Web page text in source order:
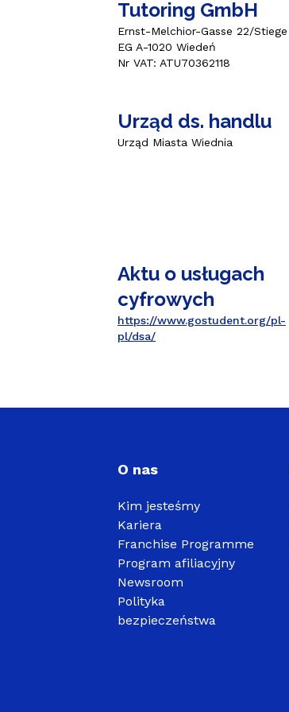
Tutoring GmbH
Ernst-Melchior-Gasse 22/
EG A-1020 Wiedeń
Nr VAT: ATU70362118
Urząd ds. handlu
Urząd Miasta Wiednia
Aktu o usługach
cyfrowych
https://www.gostudent.org/pl-
pl/dsa/
O nas
Kim jesteśmy
Kariera
Franchise Programme
Program afiliacyjny
Newsroom
Polityka
bezpieczeństwa